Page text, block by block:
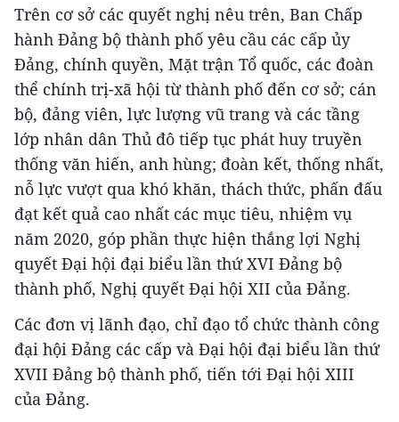
Trên cơ sở các quyết nghị nêu trên, Ban Chấp
hành Đảng bộ thành phố yêu cầu các cấp ủy
Đảng, chính quyền, Mặt trận Tổ quốc, các đoàn
thể chính trị-xã hội từ thành phố đến cơ sở; cán
bộ, đảng viên, lực lượng vũ trang và các tầng
lớp nhân dân Thủ đô tiếp tục phát huy truyền
thống văn hiến, anh hùng; đoàn kết, thống nhất,
nỗ lực vượt qua khó khăn, thách thức, phấn đấu
đạt kết quả cao nhất các mục tiêu, nhiệm vụ
năm 2020, góp phần thực hiện thắng lợi Nghị
quyết Đại hội đại biểu lần thứ XVI Đảng bộ
thành phố, Nghị quyết Đại hội XII của Đảng.
Các đơn vị lãnh đạo, chỉ đạo tổ chức thành công
đại hội Đảng các cấp và Đại hội đại biểu lần thứ
XVII Đảng bộ thành phố, tiến tới Đại hội XIII
của Đảng.